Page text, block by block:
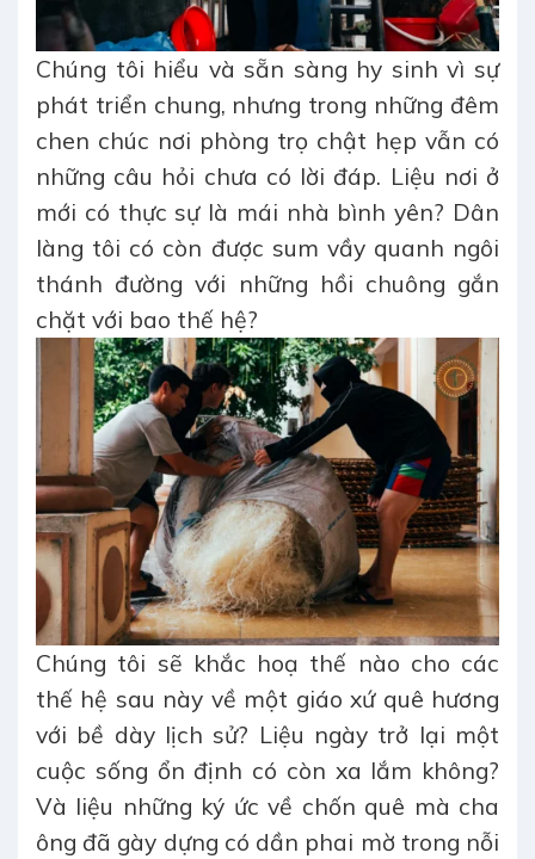
Chúng tôi hiểu và sẵn sàng hy sinh vì sự
phát triển chung, nhưng trong những đêm
chen chúc nơi phòng trọ chật hẹp vẫn có
những câu hỏi chưa có lời đáp. Liệu nơi ở
mới có thực sự là mái nhà bình yên? Dân
làng tôi có còn được sum vầy quanh ngôi
thánh đường với những hồi chuông gắn
chặt với bao thế hệ?
Chúng tôi sẽ khắc hoạ thế nào cho các
thế hệ sau này về một giáo xứ quê hương
với bề dày lịch sử? Liệu ngày trở lại một
cuộc sống ổn định có còn xa lắm không?
Và liệu những ký ức về chốn quê mà cha
ông đã gày dựng có dần phai mờ trong nỗi